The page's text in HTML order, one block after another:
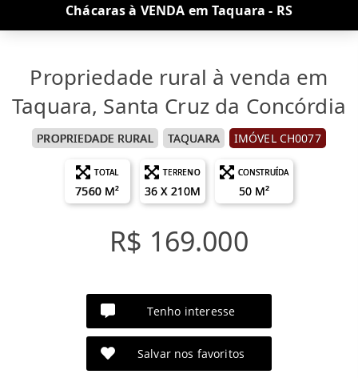
Chácaras à VENDA em Taquara - RS
Propriedade rural à venda em
Taquara, Santa Cruz da Concórdia
PROPRIEDADE RURAL TAQUARA IMÓVEL CH0077
TOTAL
7560 M²
TERRENO
36 X 210M
CONSTRUÍDA
50 M²
R$ 169.000
Tenho interesse
Salvar nos favoritos